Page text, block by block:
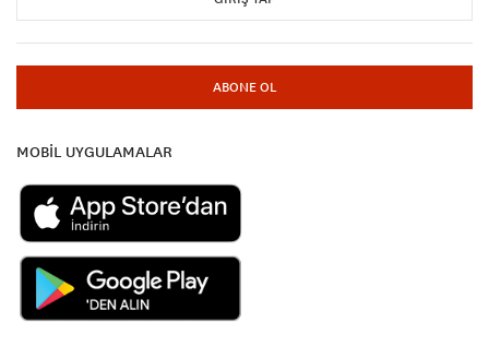
ABONE OL
MOBİL UYGULAMALAR